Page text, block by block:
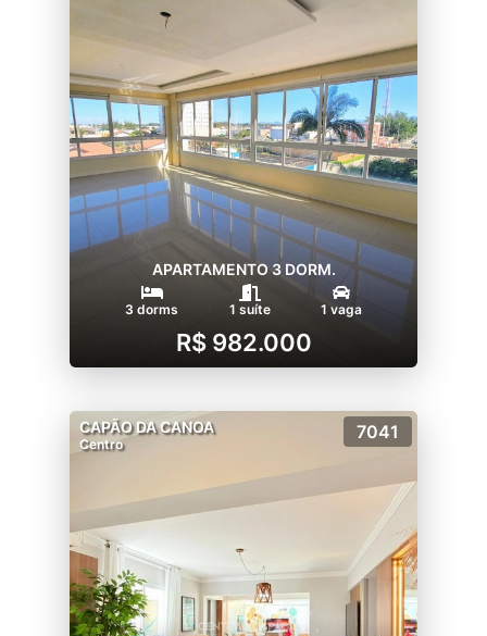
APARTAMENTO 3 DORM.
3 dorms 1 suíte 1 vaga
R$ 982.000
CAPÃO DA CANOA
Centro
7041